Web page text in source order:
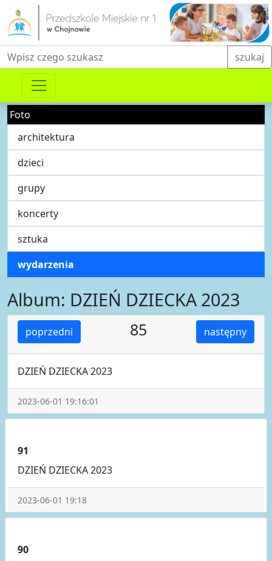
Fraza do wyszukiwania szukaj
Foto
architektura
dzieci
grupy
koncerty
sztuka
wydarzenia
Album: DZIEŃ DZIECKA 2023
poprzedni następny
85
DZIEŃ DZIECKA 2023
2023-06-01 19:16:01
91
DZIEŃ DZIECKA 2023
2023-06-01 19:18
90